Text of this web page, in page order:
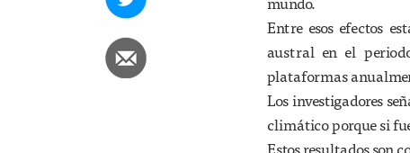
Entre esos efectos
austral en el
plataformas
Los investigadores
climático porque si